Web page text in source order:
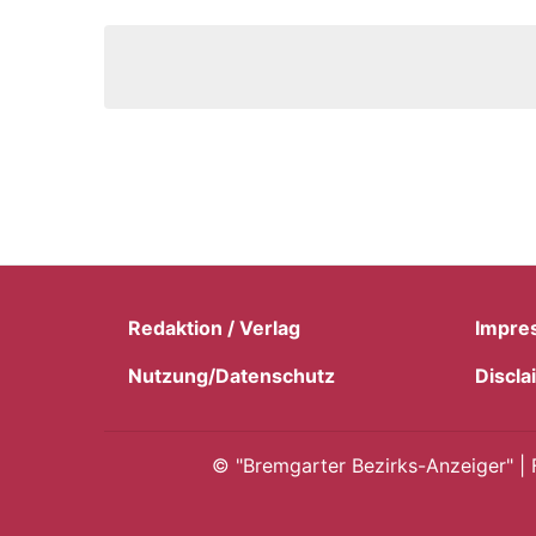
Redaktion / Verlag
Nutzung/Datenschutz
© "Bremgarter Bezirks-Anzeiger" |